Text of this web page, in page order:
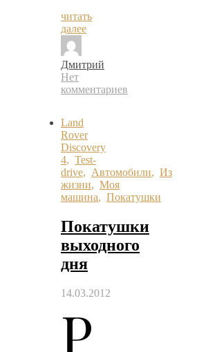
читать
далее
Дмитрий
Нет
комментариев
Land
Rover
Discovery
4, Test-
drive, Автомобили, Из
жизни, Моя
машина, Покатушки
Покатушки
выходного
дня
14.03.2012
Р